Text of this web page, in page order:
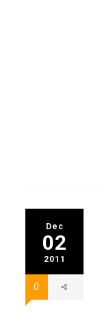
Dec
02
2011
0